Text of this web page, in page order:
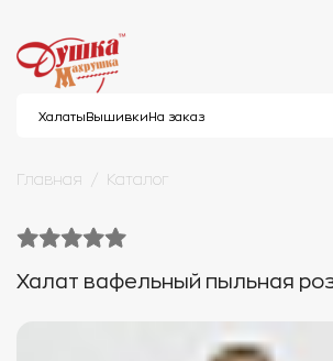
Халаты Вышивки На заказ
Главная Каталог
Халат вафельный пыльная